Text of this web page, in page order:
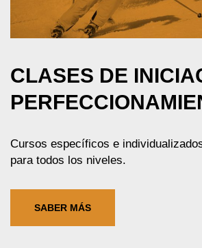
CLASES DE
Cursos específicos e
para todos los niveles.
SABER MÁS